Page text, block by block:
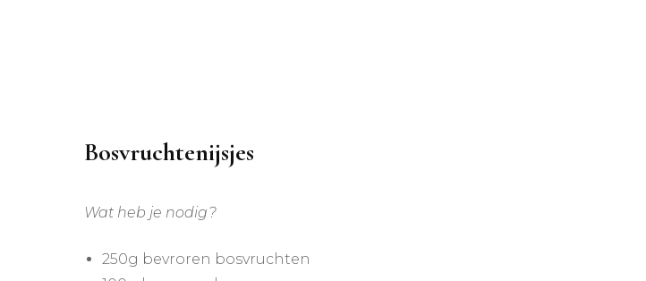
Bosvruchtenijsjes
Wat heb je nodig?
250g bevroren bosvruchten